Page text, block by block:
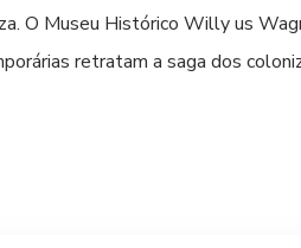
O Museu Histórico Willy us
retratam a saga dos
Com diversas espécies de